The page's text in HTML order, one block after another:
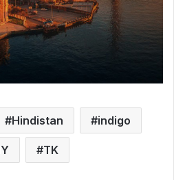
Hindistan indigo
TK